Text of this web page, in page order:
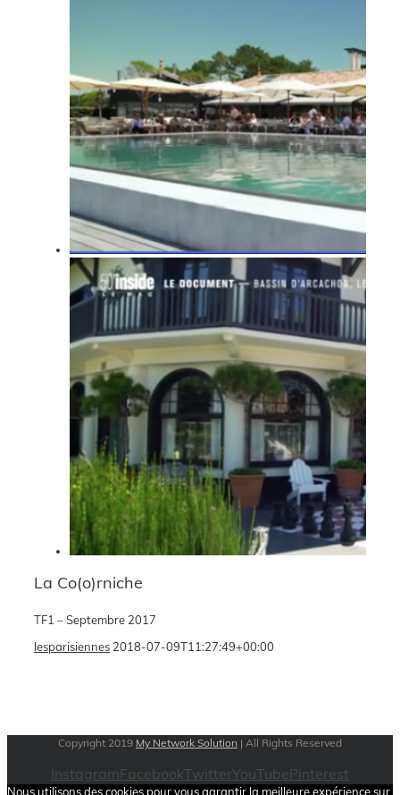
La Co(o)rniche
TF1 – Septembre 2017
lesparisiennes 2018-07-09T11:27:49+00:00
Copyright 2019 My Network Solution | All Rights Reserved
InstagramFacebookTwitterYouTubePinterest
Nous utilisons des cookies pour vous garantir la meilleure expérience sur